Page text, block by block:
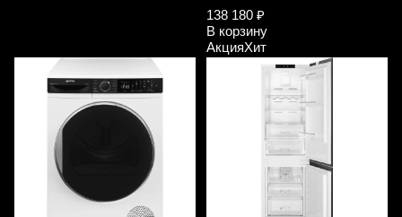
138 180 ₽
В корзину
АкцияХит